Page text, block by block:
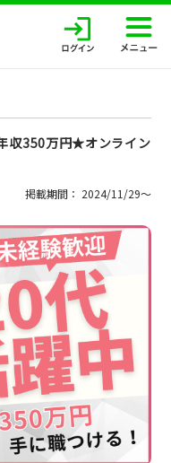
収350万円★オンライン
掲載期間： 2024/11/29〜